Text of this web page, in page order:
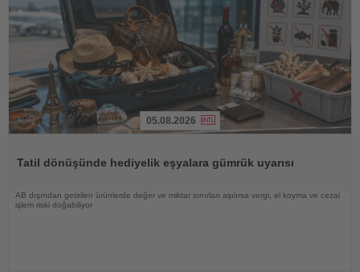
05.08.2026
Tatil dönüşünde hediyelik eşyalara gümrük uyarısı
AB dışından getirilen ürünlerde değer ve miktar sınırları aşılırsa vergi, el koyma ve cezai
işlem riski doğabiliyor